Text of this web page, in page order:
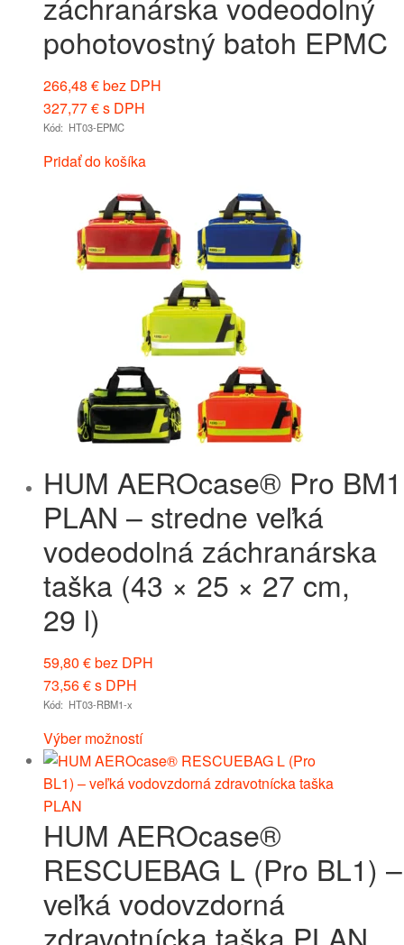
pohotovostný batoh EPMC
266,48 €bez DPH
327,77€s DPH
Kód: HT03-EPMC
Pridať do košíka
HUM AEROcase® Pro BM1
PLAN – stredne veľká
vodeodolná záchranárska
taška (43 × 25 × 27 cm,
29 l)
59,80 €bez DPH
73,56€s DPH
Kód: HT03-RBM1-x
Výber možností
HUM AEROcase®
RESCUEBAG L (Pro BL1) –
veľká vodovzdorná